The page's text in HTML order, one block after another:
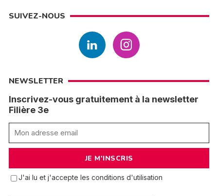
SUIVEZ-NOUS
NEWSLETTER
Inscrivez-vous gratuitement à la newsletter
Filière 3e
J'ai lu et j'accepte les conditions d'utilisation